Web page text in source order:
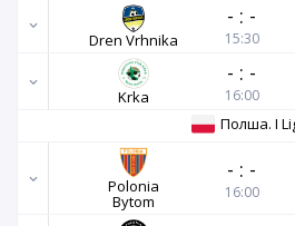
Dren Vrhnika
- : -
15:30
Krka
- : -
16:00
Полша. I
Polonia
Bytom
- : -
16:00